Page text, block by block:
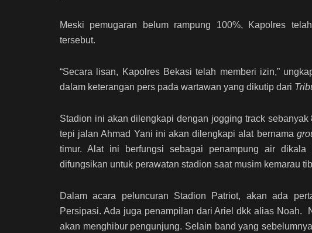
Meski pemugaran belum rampung 100%, Kapolres
tersebut.
“Secara lisan, Kapolres Bekasi telah memberi izin,”
dalam keterangan pers pada wartawan yang dikutip dari
Stadion ini akan dilengkapi dengan jogging track
tepi jalan Ahmad Yani ini akan dilengkapi alat bernama
timur. Alat ini berfungsi sebagai penampung air
difungsikan untuk perawatan stadion saat musim kemarau
Dalam acara peluncuran Stadion Patriot, akan ada
Persipasi. Ada juga penampilan dari Ariel dkk alias Noah.
akan menghibur pengunjung. Selain band yang